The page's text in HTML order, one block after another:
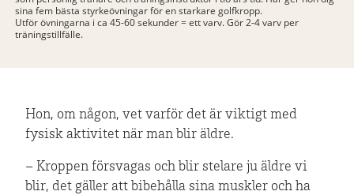
Hon, om någon, vet varför det är viktigt med
fysisk aktivitet när man blir äldre.
– Kroppen försvagas och blir stelare ju äldre vi
blir, det gäller att bibehålla sina muskler och ha